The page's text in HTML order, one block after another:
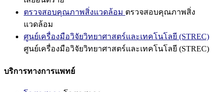
ตรวจสอบคุณภาพสิ่งแวดล้อม ตรวจสอบคุณภาพสิ่ง
แวดล้อม
ศูนย์เครื่องมือวิจัยวิทยาศาสตร์และเทคโนโลยี (STREC)
ศูนย์เครื่องมือวิจัยวิทยาศาสตร์และเทคโนโลยี (STREC)
บริการทางการแพทย์